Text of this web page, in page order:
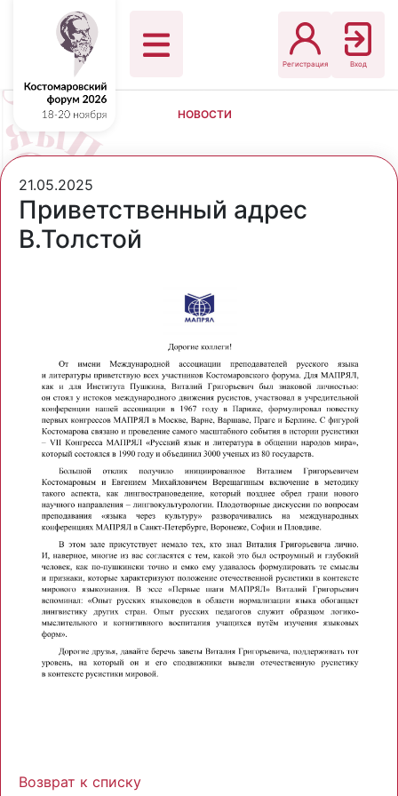
Регистрация Вход
НОВОСТИ
21.05.2025
Приветственный адрес
В.Толстой
Возврат к списку